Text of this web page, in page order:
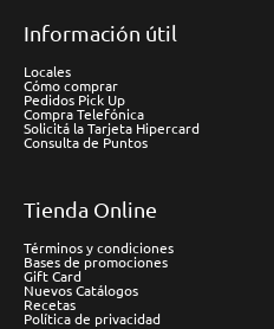
Información útil
Locales
Cómo comprar
Pedidos Pick Up
Compra Telefónica
Solicitá la Tarjeta Hipercard
Consulta de Puntos
Tienda Online
Términos y condiciones
Bases de promociones
Gift Card
Nuevos Catálogos
Recetas
Política de privacidad